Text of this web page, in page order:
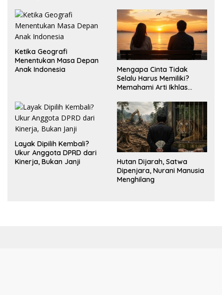
Ketika Geografi
Menentukan Masa Depan
Anak Indonesia
Mengapa Cinta Tidak
Selalu Harus Memiliki?
Memahami Arti Ikhlas
Layak Dipilih Kembali?
Ukur Anggota DPRD dari
Kinerja, Bukan Janji
Hutan Dijarah, Satwa
Dipenjara, Nurani Manusia
Menghilang